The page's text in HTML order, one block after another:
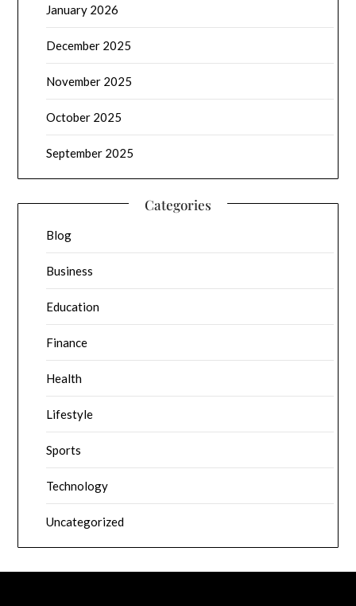
January 2026
December 2025
November 2025
October 2025
September 2025
Categories
Blog
Business
Education
Finance
Health
Lifestyle
Sports
Technology
Uncategorized